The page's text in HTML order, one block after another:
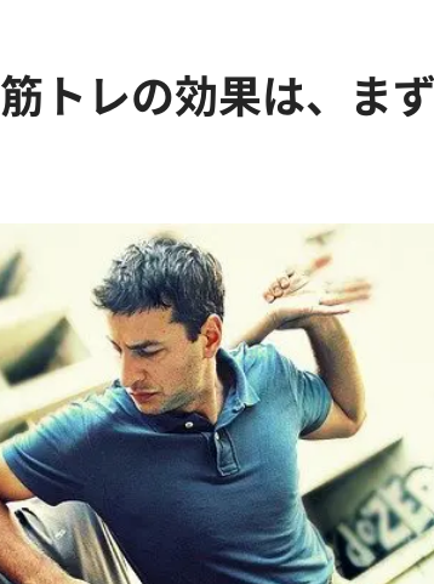
トレの効果は、ま